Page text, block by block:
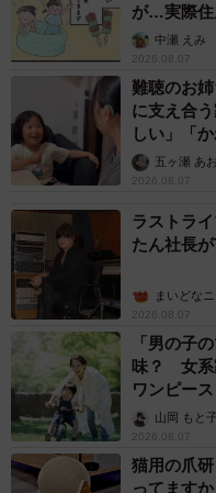
が…実際住
中瀬 えみ
2026.08.07
難聴のお
に支え合
しい」「
五ヶ瀬 あお
2026.08.07
ラストラ
たん社長
まいどな
2026.08.07
「男の子
味？ 女系
ワンピー
へんが…
山岡 もと子
2026.08.07
猫用の爪
ってます